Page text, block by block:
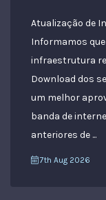
Atualização de
Informamos
infraestrutura
Download dos
um melhor
banda de
anteriores de ...
7th Aug 2026